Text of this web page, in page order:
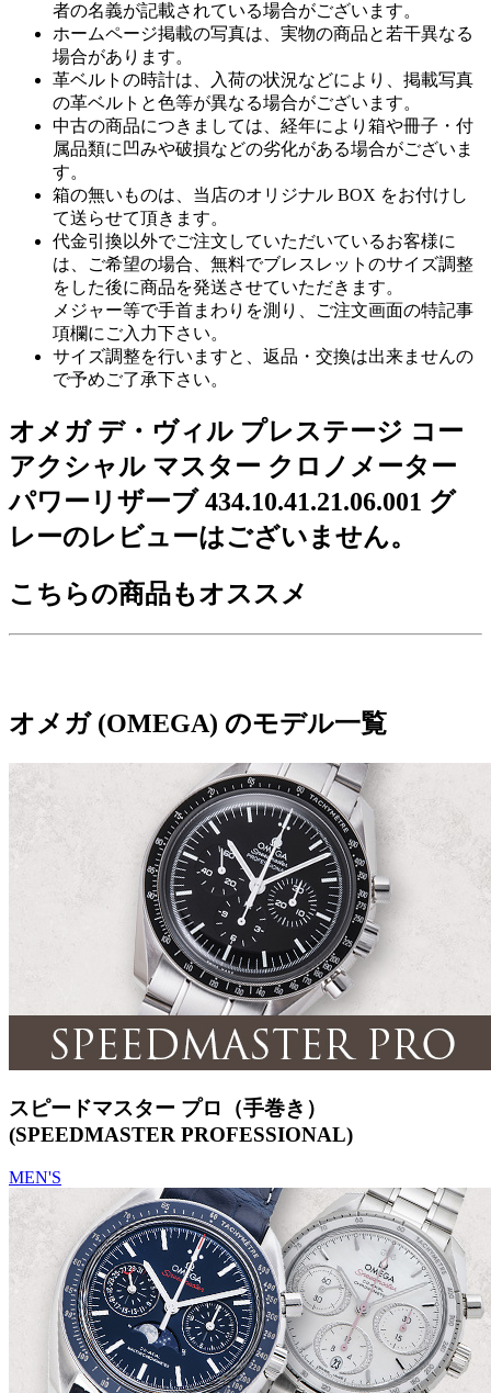
者の名義が記載されている場合がございます。
ホームページ掲載の写真は、実物の商品と若干異なる
場合があります。
革ベルトの時計は、入荷の状況などにより、掲載写真
の革ベルトと色等が異なる場合がございます。
中古の商品につきましては、経年により箱や冊子・付
属品類に凹みや破損などの劣化がある場合がございま
す。
箱の無いものは、当店のオリジナル BOX をお付けし
て送らせて頂きます。
代金引換以外でご注文していただいているお客様に
は、ご希望の場合、無料でブレスレットのサイズ調整
をした後に商品を発送させていただきます。
メジャー等で手首まわりを測り、ご注文画面の特記事
項欄にご入力下さい。
サイズ調整を行いますと、返品・交換は出来ませんの
で予めご了承下さい。
オメガ デ・ヴィル プレステージ コー
アクシャル マスター クロノメーター
パワーリザーブ 434.10.41.21.06.001 グ
レーのレビューはございません。
こちらの商品もオススメ
オメガ (OMEGA) のモデル一覧
スピードマスター プロ（手巻き）
(SPEEDMASTER PROFESSIONAL)
MEN'S